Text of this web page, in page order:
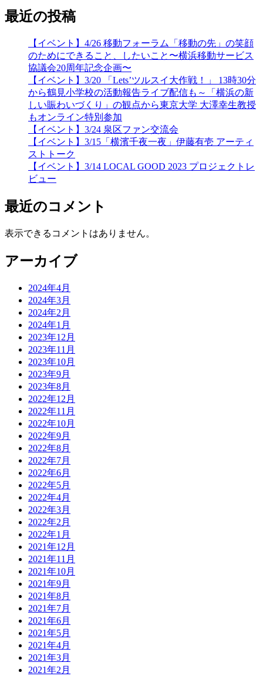
最近の投稿
【イベント】4/26 移動フォーラム「移動の先」の笑顔
のためにできること、したいこと〜横浜移動サービス
協議会20周年記念企画〜
【イベント】3/20 「Lets’ツルスイ大作戦！」 13時30分
から鶴見小学校の活動報告ライブ配信も～「横浜の新
しい賑わいづくり」の観点から東京大学 大澤幸生教授
もオンライン特別参加
【イベント】3/24 泉区ファン交流会
【イベント】3/15「横濱千夜一夜」伊藤有壱 アーティ
ストトーク
【イベント】3/14 LOCAL GOOD 2023 プロジェクトレ
ビュー
最近のコメント
表示できるコメントはありません。
アーカイブ
2024年4月
2024年3月
2024年2月
2024年1月
2023年12月
2023年11月
2023年10月
2023年9月
2023年8月
2022年12月
2022年11月
2022年10月
2022年9月
2022年8月
2022年7月
2022年6月
2022年5月
2022年4月
2022年3月
2022年2月
2022年1月
2021年12月
2021年11月
2021年10月
2021年9月
2021年8月
2021年7月
2021年6月
2021年5月
2021年4月
2021年3月
2021年2月